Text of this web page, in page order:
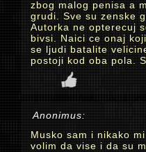
zbog malog penisa a
grudi. Sve su zenske
Autorka ne opterecuj
bivsi. Naici ce onaj
se ljudi batalite
postoji kod oba pola.
Anonimus:
Musko sam i nikako
volim da vise i da su